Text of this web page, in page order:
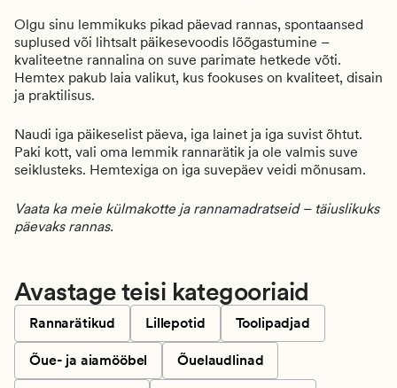
Olgu sinu lemmikuks pikad päevad rannas, spontaansed
suplused või lihtsalt päikesevoodis lõõgastumine –
kvaliteetne rannalina on suve parimate hetkede võti.
Hemtex pakub laia valikut, kus fookuses on kvaliteet, disain
ja praktilisus.
Naudi iga päikeselist päeva, iga lainet ja iga suvist õhtut.
Paki kott, vali oma lemmik rannarätik ja ole valmis suve
seiklusteks. Hemtexiga on iga suvepäev veidi mõnusam.
Vaata ka meie külmakotte ja rannamadratseid – täiuslikuks
päevaks rannas.
Avastage teisi kategooriaid
Rannarätikud Lillepotid Toolipadjad
Õue- ja aiamööbel Õuelaudlinad